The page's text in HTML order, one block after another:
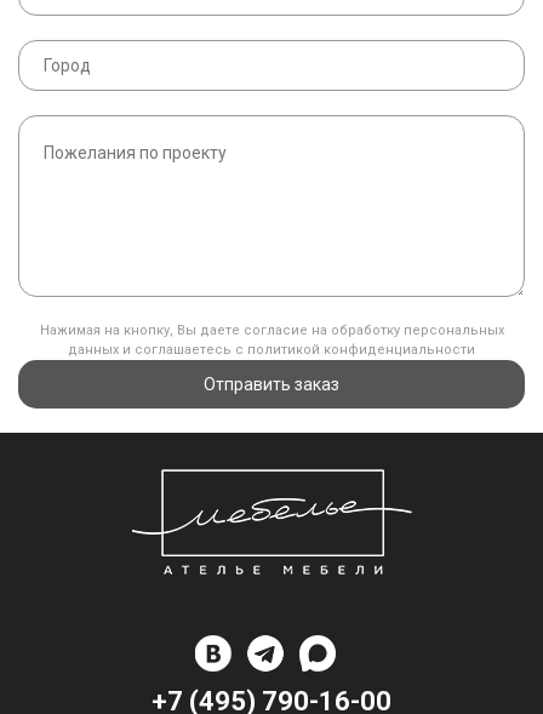
Нажимая на кнопку, Вы даете согласие на обработку персональных
данных и соглашаетесь с политикой конфиденциальности
Отправить заказ
+7 (495) 790-16-00